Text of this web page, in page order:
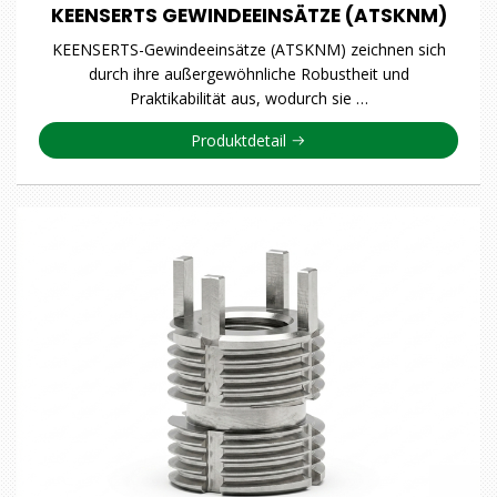
KEENSERTS GEWINDEEINSÄTZE (ATSKNM)
KEENSERTS-Gewindeeinsätze (ATSKNM) zeichnen sich
durch ihre außergewöhnliche Robustheit und
Praktikabilität aus, wodurch sie …
Produktdetail